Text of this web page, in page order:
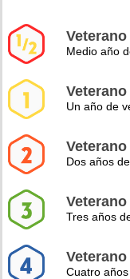
Medio año
Un año de
Dos años
Tres años
Cuatro